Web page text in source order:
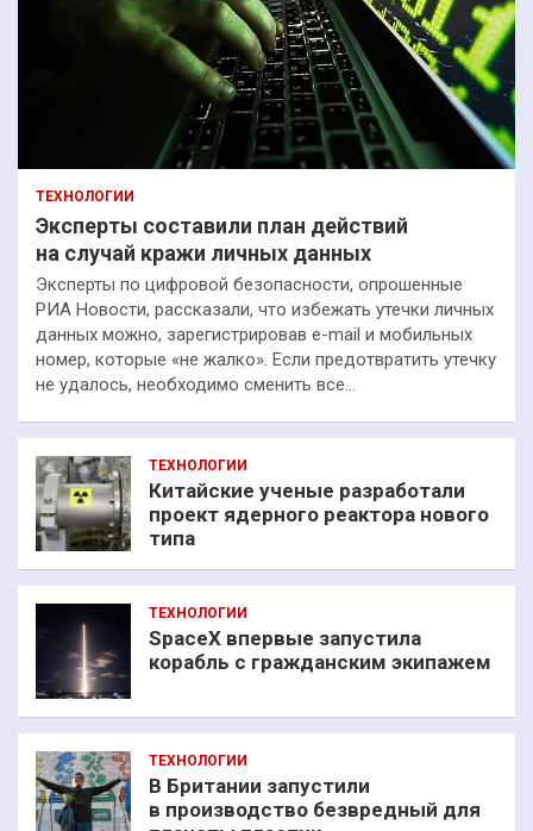
ТЕХНОЛОГИИ
Эксперты составили план действий
на случай кражи личных данных
Эксперты по цифровой безопасности, опрошенные
РИА Новости, рассказали, что избежать утечки личных
данных можно, зарегистрировав e-mail и мобильных
номер, которые «не жалко». Если предотвратить утечку
не удалось, необходимо сменить все…
ТЕХНОЛОГИИ
Китайские ученые разработали
проект ядерного реактора нового
типа
ТЕХНОЛОГИИ
SpaceX впервые запустила
корабль с гражданским экипажем
ТЕХНОЛОГИИ
В Британии запустили
в производство безвредный для